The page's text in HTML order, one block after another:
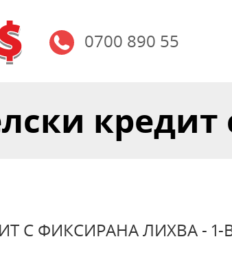
0700 890 55
кредит
С ФИКСИРАНА ЛИХВА - 1-